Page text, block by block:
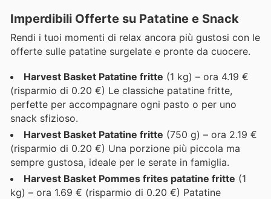
Imperdibili Offerte su Patatine e Snack
Rendi i tuoi momenti di relax ancora più gustosi con le
offerte sulle patatine surgelate e pronte da cuocere.
Harvest Basket Patatine fritte (1 kg) – ora 4.19 €
(risparmio di 0.20 €) Le classiche patatine fritte,
perfette per accompagnare ogni pasto o per uno
snack sfizioso.
Harvest Basket Patatine fritte (750 g) – ora 2.19 €
(risparmio di 0.20 €) Una porzione più piccola ma
sempre gustosa, ideale per le serate in famiglia.
Harvest Basket Pommes frites patatine fritte (1
kg) – ora 1.69 € (risparmio di 0.20 €) Patatine